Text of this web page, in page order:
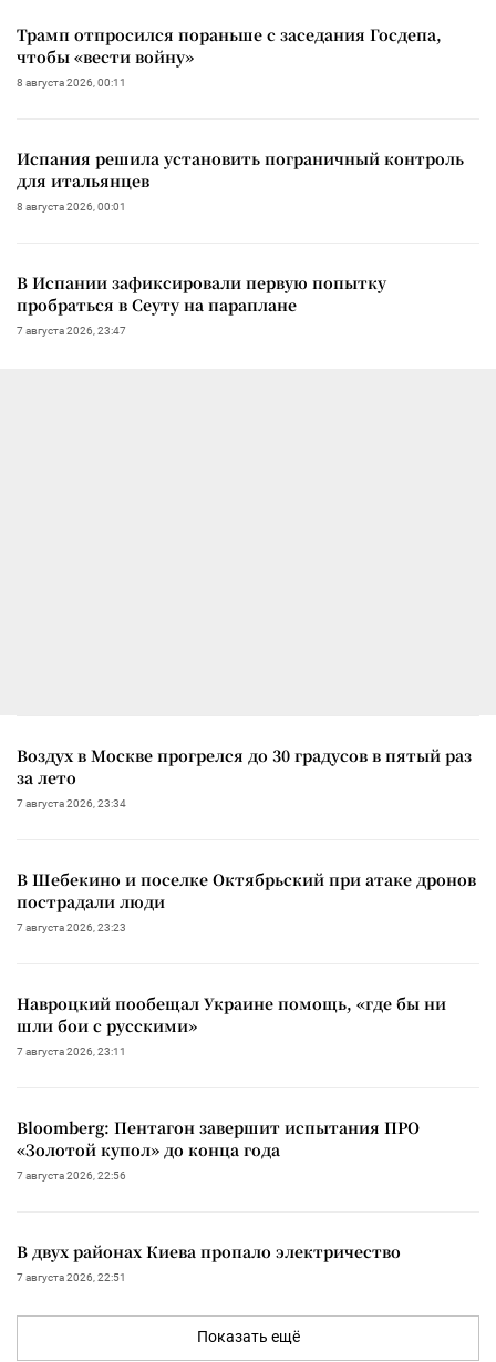
Трамп отпросился пораньше с заседания Госдепа,
чтобы «вести войну»
8 августа 2026, 00:11
Испания решила установить пограничный контроль
для итальянцев
8 августа 2026, 00:01
В Испании зафиксировали первую попытку
пробраться в Сеуту на параплане
7 августа 2026, 23:47
Воздух в Москве прогрелся до 30 градусов в пятый раз
за лето
7 августа 2026, 23:34
В Шебекино и поселке Октябрьский при атаке дронов
пострадали люди
7 августа 2026, 23:23
Навроцкий пообещал Украине помощь, «где бы ни
шли бои с русскими»
7 августа 2026, 23:11
Bloomberg: Пентагон завершит испытания ПРО
«Золотой купол» до конца года
7 августа 2026, 22:56
В двух районах Киева пропало электричество
7 августа 2026, 22:51
Показать ещё